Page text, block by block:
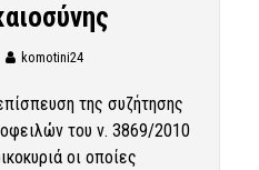
komotini24
της συζήτησης
του ν. 3869/2010
οι οποίες